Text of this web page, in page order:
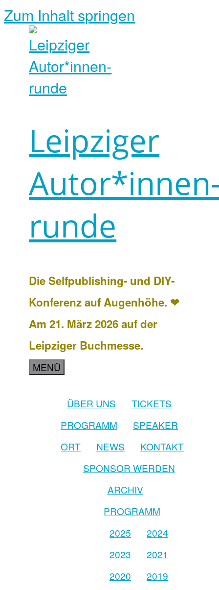
Zum Inhalt springen
Leipziger
runde
Die Selfpublishing- und DIY-
Konferenz auf Augenhöhe. ❤
Am 21. März 2026 auf der
Leipziger Buchmesse.
MENÜ
ÜBER UNS
TICKETS
PROGRAMM
SPEAKER
ORT
NEWS
KONTAKT
SPONSOR WERDEN
ARCHIV
PROGRAMM
2025
2024
2023
2021
2020
2019